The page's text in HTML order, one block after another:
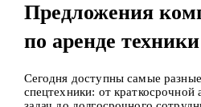
Предложения
по аренде техники
Сегодня доступны самые
спецтехники: от краткосрочной